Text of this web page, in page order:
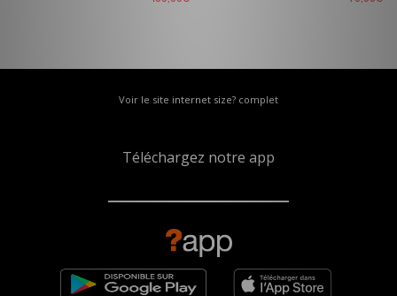
Voir le site internet size? complet
Téléchargez notre app